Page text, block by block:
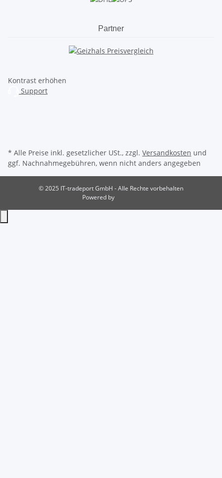
Partner
Kontrast erhöhen
Support
* Alle Preise inkl. gesetzlicher USt., zzgl. Versandkosten und
ggf. Nachnahmegebühren, wenn nicht anders angegeben
© 2025 IT-tradeport GmbH - Alle Rechte vorbehalten
Powered by